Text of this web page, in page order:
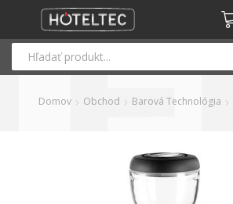
Domov Obchod Barová Technológia